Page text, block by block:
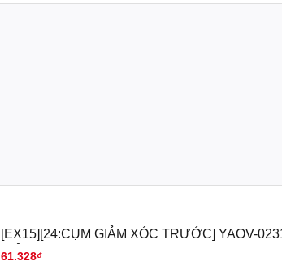
[EX15][24:CỤM GIẢM XÓC TRƯỚC] YAOV-
GIẢM XÓC TRƯỚC EX15 (15-18) (12) (27)-
61.328₫